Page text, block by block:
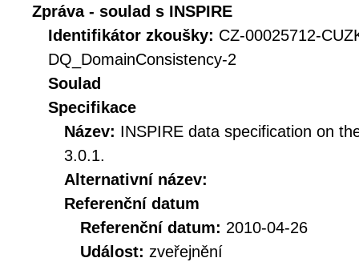
Zpráva - soulad s INSPIRE
Identifikátor zkoušky: CZ-00025712-
DQ_DomainConsistency-2
Soulad
Specifikace
Název: INSPIRE data specification on
3.0.1.
Alternativní název:
Referenční datum
Referenční datum: 2010-04-26
Událost: zveřejnění